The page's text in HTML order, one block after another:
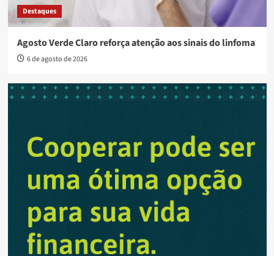
Destaques
Agosto Verde Claro reforça atenção aos sinais do linfoma
6 de agosto de 2026